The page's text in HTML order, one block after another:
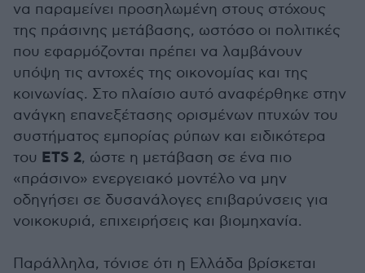
να παραμείνει προσηλωμένη στους στόχους
της πράσινης μετάβασης, ωστόσο οι πολιτικές
που εφαρμόζονται πρέπει να λαμβάνουν
υπόψη τις αντοχές της οικονομίας και της
κοινωνίας. Στο πλαίσιο αυτό αναφέρθηκε στην
ανάγκη επανεξέτασης ορισμένων πτυχών του
συστήματος εμπορίας ρύπων και ειδικότερα
του ETS 2, ώστε η μετάβαση σε ένα πιο
«πράσινο» ενεργειακό μοντέλο να μην
οδηγήσει σε δυσανάλογες επιβαρύνσεις για
νοικοκυριά, επιχειρήσεις και βιομηχανία.
Παράλληλα, τόνισε ότι η Ελλάδα βρίσκεται